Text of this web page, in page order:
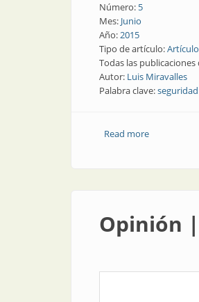
Número: 5
Mes: Junio
Año:2015
Tipo de artículo:
Todas las publicaciones
Autor: Luis Miravalles
Palabra clave:
Read moreabout Nota
Opinión